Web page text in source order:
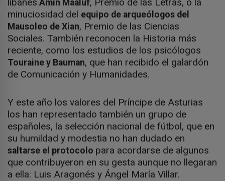
Amín Maaluf
minuciosidad del equipo de arqueólogos del
Mausoleo de Xian, Premio de las Ciencias
Sociales. También reconocen la Historia más
reciente, como los estudios de los psicólogos
Touraine y Bauman, que han recibido el galardón
de Comunicación y Humanidades.
Y este año los valores del Príncipe de Asturias
los han representado también un grupo de
españoles, la selección nacional de fútbol, que en
su humildad y modestia no han dudado en
saltarse el protocolo para acordarse de algunos
que contribuyeron en su gesta aunque no llegaran
a ella: Luis Aragonés y Ángel María Villar.